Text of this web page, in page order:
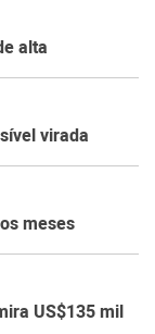
alta
virada
meses
US$135 mil